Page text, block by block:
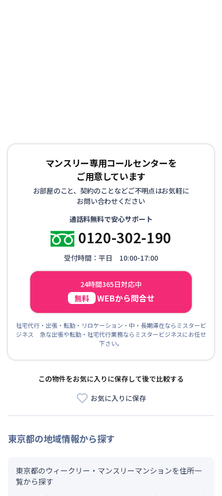
マンスリー専用コールセンターを
ご用意しています
お部屋のこと、契約のことなどご不明点はお気軽に
お問い合わせください
通話料無料で安心サポート
0120-302-190
受付時間：平日 10:00-17:00
24時間365日対応中
無料 WEBから問合せ
社宅代行・出張・転勤・リロケーション・中・長期滞在ならミスタービ
ジネス 急な出張や転勤・社宅代行業務ならミスタービジネスにお任せ
下さい。
この物件をお気に入りに保存して後で比較する
お気に入りに保存
東京都の地域情報から探す
東京都のウィークリー・マンスリーマンションを住所一
覧から探す